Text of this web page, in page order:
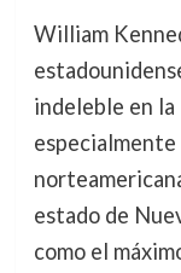
William
indeleble en
estado de
como el